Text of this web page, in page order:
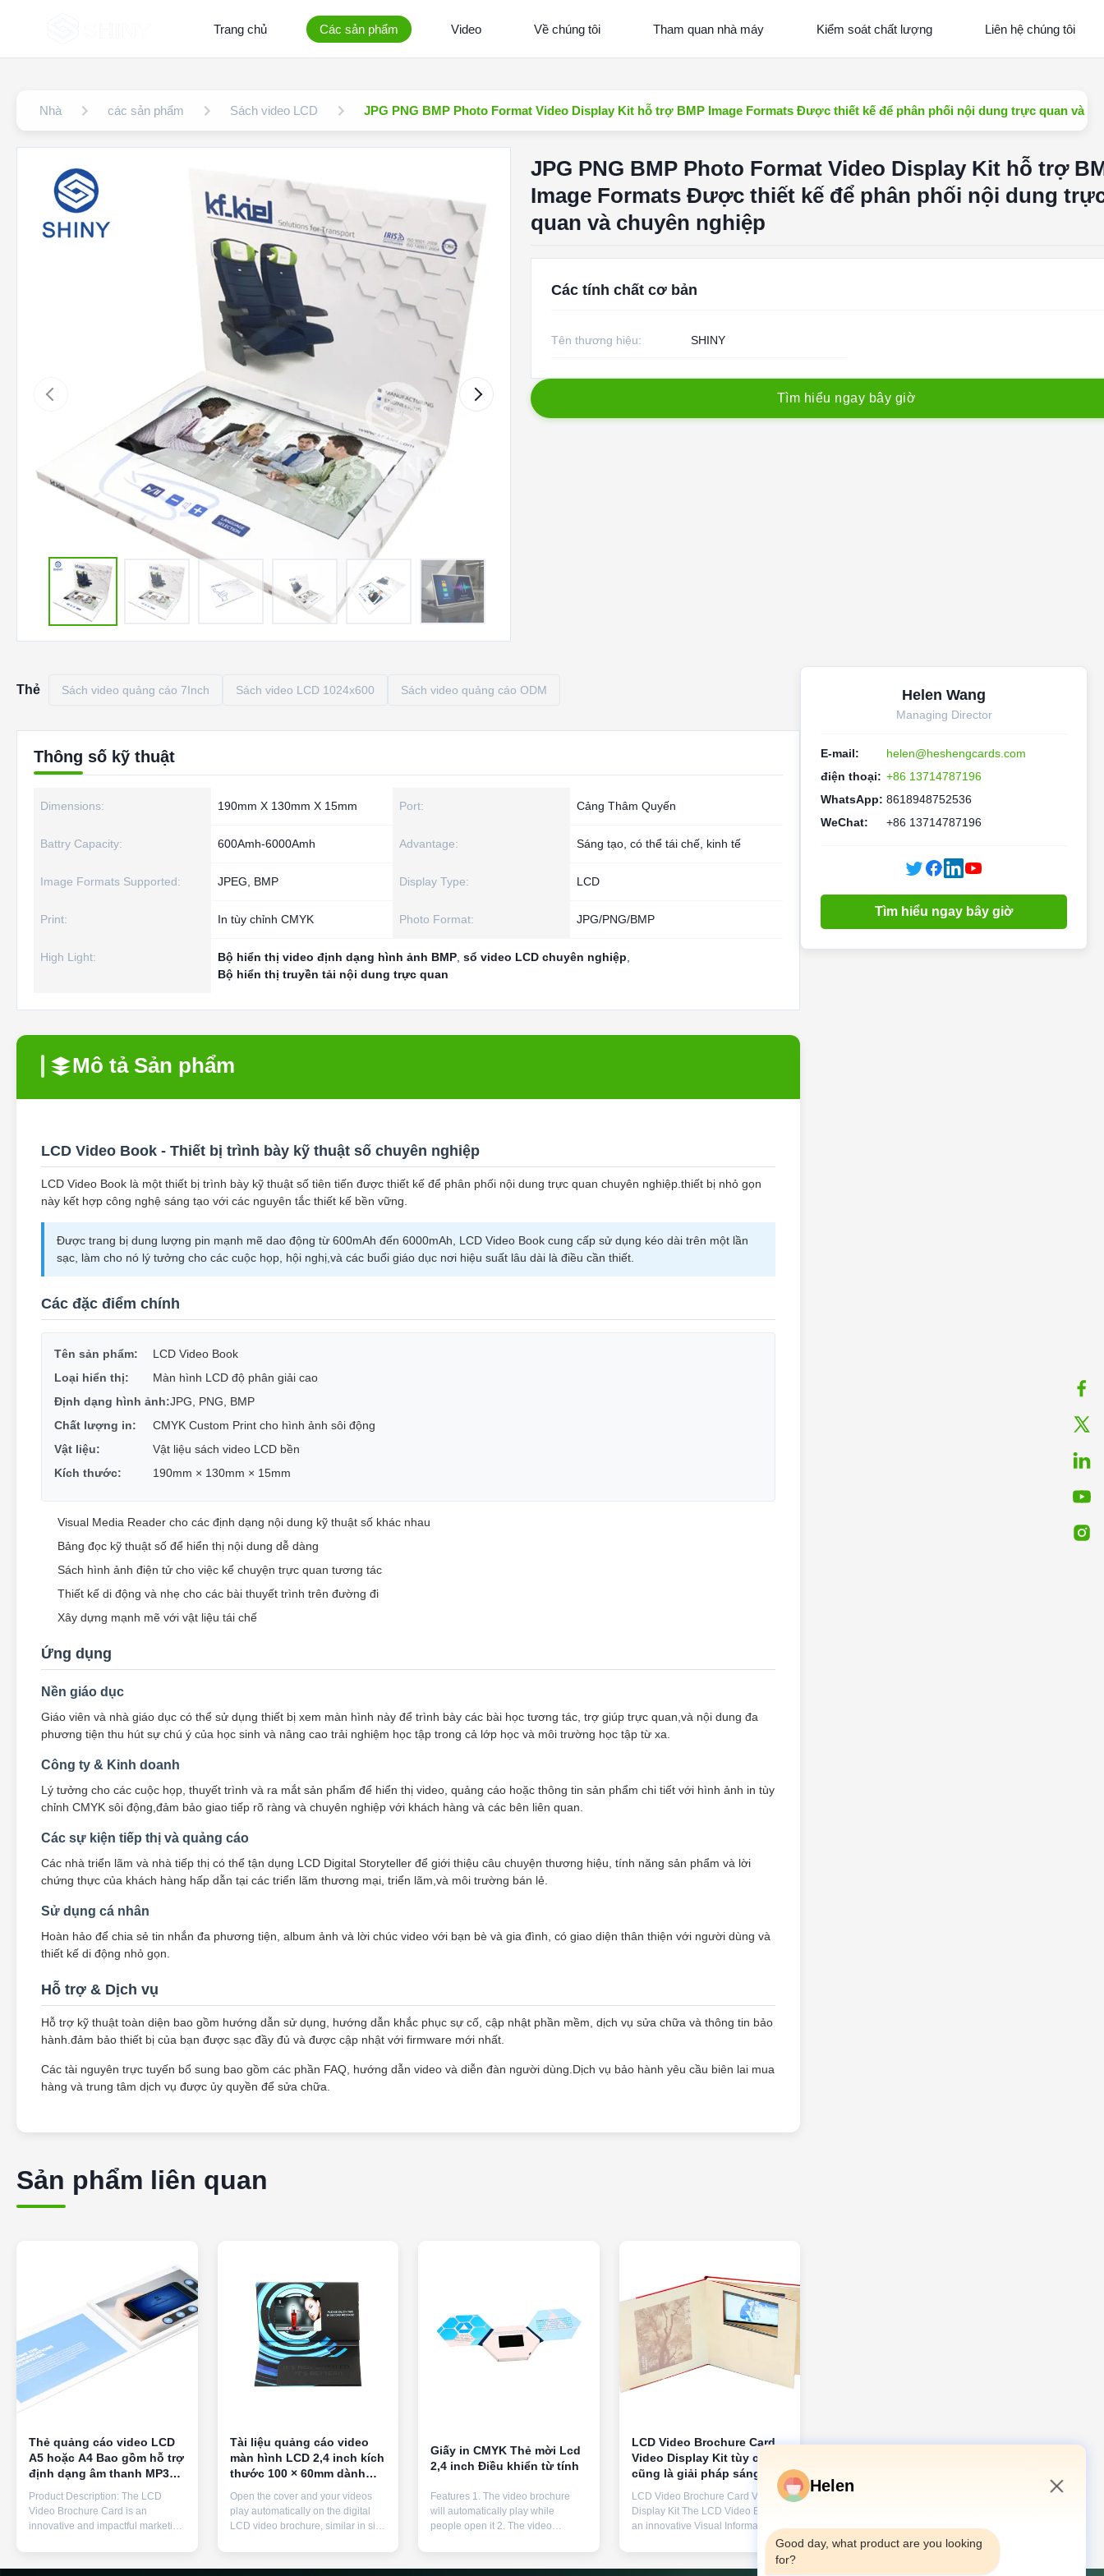
Trang chủ Các sản phẩm Video Về chúng tôi Tham quan nhà máy Kiểm soát chất lượng Liên hệ chúng tôi
Nhà các sản phẩm Sách video LCD JPG PNG BMP Photo Format Video Display Kit hỗ trợ BMP Image Formats Được thiết kế để phân phối nội dung trực quan và
JPG PNG BMP Photo Format Video Display Kit hỗ trợ
Image Formats Được thiết kế để phân phối nội dung
quan và chuyên nghiệp
Các tính chất cơ bản
Tên thương hiệu: SHINY
Tìm hiểu ngay bây giờ
Thẻ Sách video quảng cáo 7Inch Sách video LCD 1024x600 Sách video quảng cáo ODM
Thông số kỹ thuật
Dimensions: 190mm X 130mm X 15mm Port: Cảng Thâm Quyến
Battry Capacity: 600Amh-6000Amh Advantage: Sáng tạo, có thể tái chế, kinh tế
Image Formats Supported: JPEG, BMP Display Type: LCD
Print: In tùy chỉnh CMYK Photo Format: JPG/PNG/BMP
High Light: Bộ hiển thị video định dạng hình ảnh BMP sổ video LCD chuyên nghiệp
Bộ hiển thị truyền tải nội dung trực quan
Mô tả Sản phẩm
LCD Video Book - Thiết bị trình bày kỹ thuật số chuyên nghiệp
LCD Video Book là một thiết bị trình bày kỹ thuật số tiên tiến được thiết kế để phân phối nội dung trực quan chuyên nghiệp.thiết bị nhỏ gọn
này kết hợp công nghệ sáng tạo với các nguyên tắc thiết kế bền vững.
Được trang bị dung lượng pin mạnh mẽ dao động từ 600mAh đến 6000mAh, LCD Video Book cung cấp sử dụng kéo dài trên một lần
sạc, làm cho nó lý tưởng cho các cuộc họp, hội nghị,và các buổi giáo dục nơi hiệu suất lâu dài là điều cần thiết.
Các đặc điểm chính
Tên sản phẩm:
LCD Video Book
Loại hiển thị:
Màn hình LCD độ phân giải cao
Định dạng hình ảnh:JPG, PNG, BMP
Chất lượng in:
CMYK Custom Print cho hình ảnh sôi động
Vật liệu:
Vật liệu sách video LCD bền
Kích thước:
190mm × 130mm × 15mm
Visual Media Reader cho các định dạng nội dung kỹ thuật số khác nhau
Bảng đọc kỹ thuật số để hiển thị nội dung dễ dàng
Sách hình ảnh điện tử cho việc kể chuyện trực quan tương tác
Thiết kế di động và nhẹ cho các bài thuyết trình trên đường đi
Xây dựng mạnh mẽ với vật liệu tái chế
Ứng dụng
Nền giáo dục
Giáo viên và nhà giáo dục có thể sử dụng thiết bị xem màn hình này để trình bày các bài học tương tác, trợ giúp trực quan,và nội dung đa
phương tiện thu hút sự chú ý của học sinh và nâng cao trải nghiệm học tập trong cả lớp học và môi trường học tập từ xa.
Công ty & Kinh doanh
Lý tưởng cho các cuộc họp, thuyết trình và ra mắt sản phẩm để hiển thị video, quảng cáo hoặc thông tin sản phẩm chi tiết với hình ảnh in tùy
chỉnh CMYK sôi động,đảm bảo giao tiếp rõ ràng và chuyên nghiệp với khách hàng và các bên liên quan.
Các sự kiện tiếp thị và quảng cáo
Các nhà triển lãm và nhà tiếp thị có thể tận dụng LCD Digital Storyteller để giới thiệu câu chuyện thương hiệu, tính năng sản phẩm và lời
chứng thực của khách hàng hấp dẫn tại các triển lãm thương mại, triển lãm,và môi trường bán lẻ.
Sử dụng cá nhân
Hoàn hảo để chia sẻ tin nhắn đa phương tiện, album ảnh và lời chúc video với bạn bè và gia đình, có giao diện thân thiện với người dùng và
thiết kế di động nhỏ gọn.
Hỗ trợ & Dịch vụ
Hỗ trợ kỹ thuật toàn diện bao gồm hướng dẫn sử dụng, hướng dẫn khắc phục sự cố, cập nhật phần mềm, dịch vụ sửa chữa và thông tin bảo
hành.đảm bảo thiết bị của bạn được sạc đầy đủ và được cập nhật với firmware mới nhất.
Các tài nguyên trực tuyến bổ sung bao gồm các phần FAQ, hướng dẫn video và diễn đàn người dùng.Dịch vụ bảo hành yêu cầu biên lai mua
hàng và trung tâm dịch vụ được ủy quyền để sửa chữa.
Sản phẩm liên quan
Thẻ quảng cáo video LCD
A5 hoặc A4 Bao gồm hỗ trợ
định dạng âm thanh MP3
Được thiết kế để nâng cao
tính năng nhắn tin và kể
chuyện bằng hình ảnh
Product Description: The LCD
Video Brochure Card is an
innovative and impactful marketing
audiences and deliver your
message with stunning visual
Tài liệu quảng cáo video
màn hình LCD 2,4 inch kích
thước 100 × 60mm dành
cho quảng cáo quà tặng
Open the cover and your videos
play automatically on the digital
LCD video brochure, similar in size
ready to play your videos with a
built-in rechargeable battery that
Giấy in CMYK Thẻ mời Lcd
2,4 inch Điều khiển từ tính
Features 1. The video brochure
will automatically play while
people open it 2. The video
can be ON/OFF Switch, a magnetic
switch, a light sensor, a shadow
LCD Video Brochure Card
Video Display Kit tùy chỉnh
cũng là giải pháp sáng tạo
để nâng cao nhận thức về
sự tham gia của khách
hàng và tiếp thị tương tác
LCD Video Brochure Card Video
Display Kit The LCD Video Book is
an innovative Visual Information
Reader that combines traditional
book format with advanced digital
technology. This versatile Video
Helen Wang
Managing Director
E-mail:
helen@heshengcards.com
điện thoại: +86 13714787196
WhatsApp: 8618948752536
WeChat:
+86 13714787196
Tìm hiểu ngay bây giờ
Helen
Good day, what product are you looking
for?